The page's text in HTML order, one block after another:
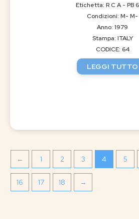
Etichetta: R C A - PB
Condizioni: M- M-
Anno: 1979
Stampa: ITALY
CODICE: 64
LEGGI TUTTO
← 1 2 3 4 5
16 17 18 →